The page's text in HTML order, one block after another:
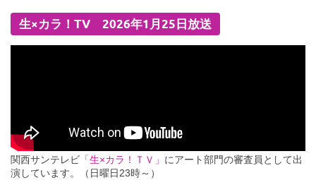
生×カラ！TV 2026年1月25日放送
関西サンテレビ 「生×カラ！ＴＶ」 にアート部門の審査員として出
演しています。（日曜日23時～）